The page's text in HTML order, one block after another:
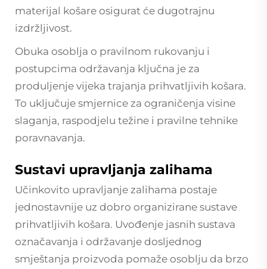
materijal košare osigurat će dugotrajnu
izdržljivost.
Obuka osoblja o pravilnom rukovanju i
postupcima održavanja ključna je za
produljenje vijeka trajanja prihvatljivih košara.
To uključuje smjernice za ograničenja visine
slaganja, raspodjelu težine i pravilne tehnike
poravnavanja.
Sustavi upravljanja zalihama
Učinkovito upravljanje zalihama postaje
jednostavnije uz dobro organizirane sustave
prihvatljivih košara. Uvođenje jasnih sustava
označavanja i održavanje dosljednog
smještanja proizvoda pomaže osoblju da brzo